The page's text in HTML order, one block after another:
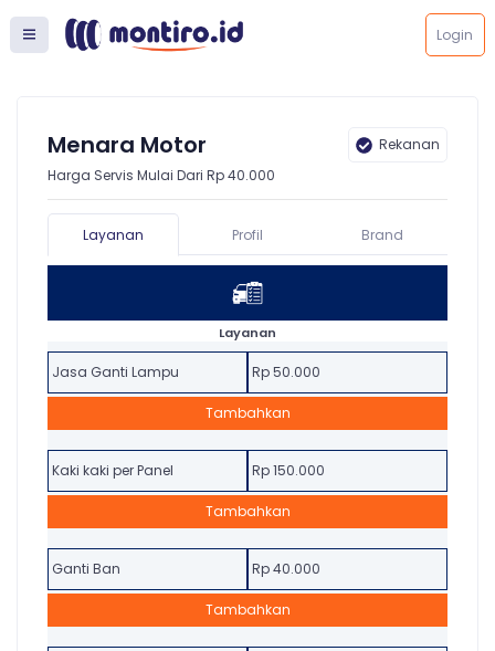
Login
Menara Motor
Rekanan
Harga Servis Mulai Dari Rp 40.000
Layanan Profil Brand
Layanan
Jasa Ganti Lampu Rp 50.000
Tambahkan
Kaki kaki per Panel Rp 150.000
Tambahkan
Ganti Ban Rp 40.000
Tambahkan